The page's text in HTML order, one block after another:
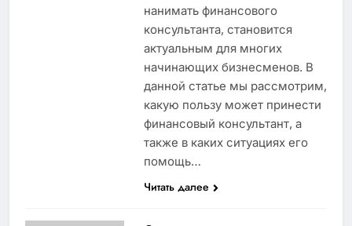
нанимать финансового
консультанта, становится
актуальным для многих
начинающих бизнесменов. В
данной статье мы рассмотрим,
какую пользу может принести
финансовый консультант, а
также в каких ситуациях его
помощь…
Читать далее